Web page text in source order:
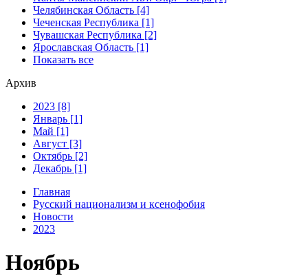
Челябинская Область [4]
Чеченская Республика [1]
Чувашская Республика [2]
Ярославская Область [1]
Показать все
Архив
2023 [8]
Январь [1]
Май [1]
Август [3]
Октябрь [2]
Декабрь [1]
Главная
Русский национализм и ксенофобия
Новости
2023
Ноябрь